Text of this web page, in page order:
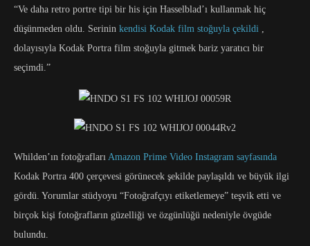
“Ve daha retro portre tipi bir his için Hasselblad’ı kullanmak hiç
düşünmeden oldu. Serinin kendisi Kodak film stoğuyla çekildi ,
dolayısıyla Kodak Portra film stoğuyla gitmek bariz yaratıcı bir
seçimdi.”
Whilden’ın fotoğrafları Amazon Prime Video Instagram sayfasında
Kodak Portra 400 çerçevesi görünecek şekilde paylaşıldı ve büyük ilgi
gördü. Yorumlar stüdyoyu “Fotoğrafçıyı etiketlemeye” teşvik etti ve
birçok kişi fotoğrafların güzelliği ve özgünlüğü nedeniyle övgüde
bulundu.